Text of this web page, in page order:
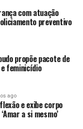
registrar
81,1%,
principalmente
é de R$
alta de 9% em
com atuação
preventivo
propõe pacote de
feminicídio
ago
e exibe corpo
a si mesmo’